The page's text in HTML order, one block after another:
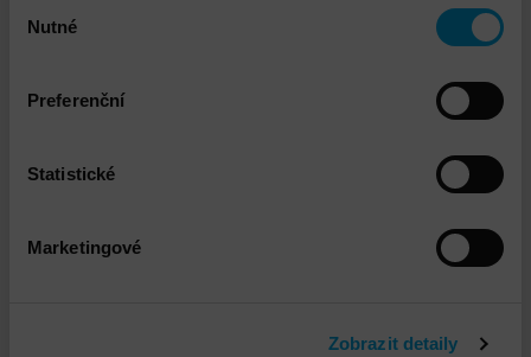
souhlasu
Nutné
Preferenční
Statistické
Marketingové
Zobrazit detaily
implementace